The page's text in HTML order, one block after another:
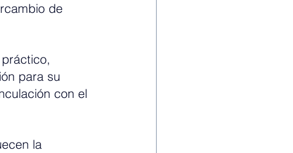
de
para su
con el
la